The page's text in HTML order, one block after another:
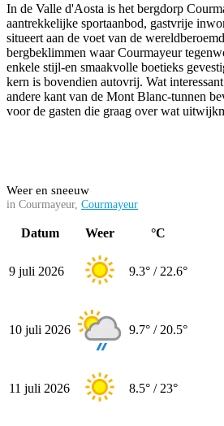
In de Valle d'Aosta is het bergdorp
aantrekkelijke sportaanbod, gastvrije
situeert aan de voet van de
bergbeklimmen waar Courmayeur
enkele stijl-en smaakvolle boetieks
kern is bovendien autovrij. Wat
andere kant van de Mont Blanc-tunnen
voor de gasten die graag over wat
Weer en sneeuw
in Courmayeur, Courmayeur
Datum Weer °C
9 juli 2026 9.3° / 22.6°
10 juli 2026 9.7° / 20.5°
11 juli 2026 8.5° / 23°